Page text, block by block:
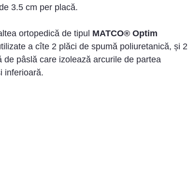
3.5 cm per placă.
ortopedică de tipul MATCO® Optim
a cîte 2 plăci de spumă poliuretanică, și 2
de pâslă care izolează arcurile de partea
inferioară.